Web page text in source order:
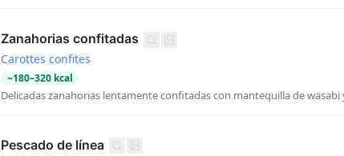
Zanahorias confitadas
Carottes confites
~180–320 kcal
Delicadas zanahorias lentamente confitadas con mantequilla de
Pescado de línea